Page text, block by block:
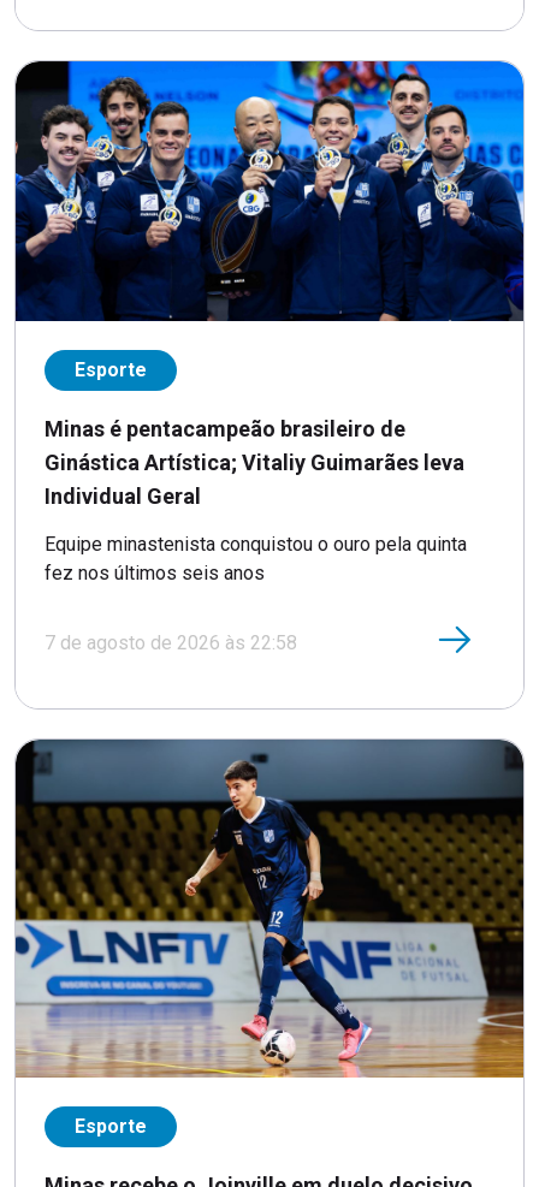
Esporte
Minas é pentacampeão brasileiro de
Ginástica Artística; Vitaliy Guimarães leva
Individual Geral
Equipe minastenista conquistou o ouro pela quinta
fez nos últimos seis anos
7 de agosto de 2026 às 22:58
Esporte